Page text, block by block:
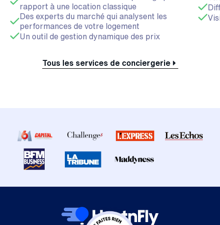
rapport à une location classique
Des experts du marché qui analysent les
performances de votre logement
Un outil de gestion dynamique des prix
Tous les services de conciergerie